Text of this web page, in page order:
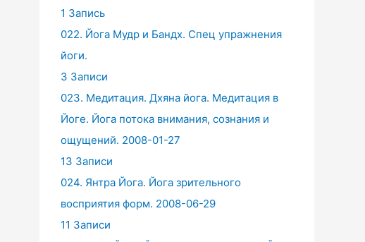
1 Запись
022. Йога Мудр и Бандх. Спец упражнения
йоги.
3 Записи
023. Медитация. Дхяна йога. Медитация в
Йоге. Йога потока внимания, сознания и
ощущений. 2008-01-27
13 Записи
024. Янтра Йога. Йога зрительного
восприятия форм. 2008-06-29
11 Записи